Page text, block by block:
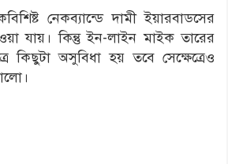
নেকব্যান্ডে দামী ইয়ারবাডসের
যায়। কিন্তু ইন-লাইন মাইক তারের
কিছুটা অসুবিধা হয় তবে সেক্ষেত্রেও